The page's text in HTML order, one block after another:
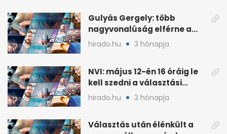
Gulyás Gergely: több
nagyvonalúság elférne a
kétharmados győztesekben
hirado.hu 3 hónapja
NVI: május 12-én 16 óráig le
kell szedni a választási
plakátokat
hirado.hu 3 hónapja
Választás után élénkült a